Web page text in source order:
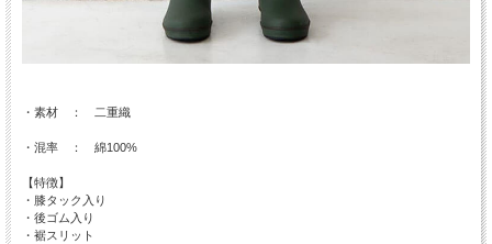
・素材 ： 二重織
・混率 ： 綿100%
【特徴】
・膝タック入り
・後ゴム入り
・裾スリット